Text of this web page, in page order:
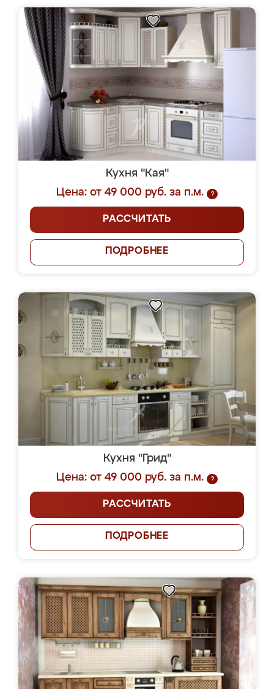
Кухня "Кая"
Цена: от 49 000 руб. за п.м.
?
РАССЧИТАТЬ
ПОДРОБНЕЕ
Кухня "Грид"
Цена: от 49 000 руб. за п.м.
?
РАССЧИТАТЬ
ПОДРОБНЕЕ